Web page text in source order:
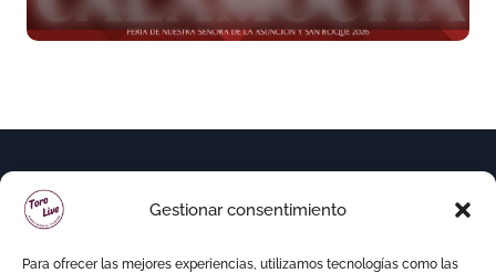
Gestionar consentimiento
Para ofrecer las mejores experiencias, utilizamos tecnologías como las
de imponente presencia